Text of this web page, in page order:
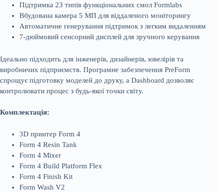
Підтримка 23 типів функціональних смол Formlabs
Вбудована камера 5 МП для віддаленого моніторингу
Автоматичне генерування підтримок з легким видаленням
7-дюймовий сенсорний дисплей для зручного керування
Ідеально підходить для інженерів, дизайнерів, ювелірів та
виробничих підприємств. Програмне забезпечення PreForm
спрощує підготовку моделей до друку, а Dashboard дозволяє
контролювати процес з будь-якої точки світу.
Комплектація:
3D принтер Form 4
Form 4 Resin Tank
Form 4 Mixer
Form 4 Build Platform Flex
Form 4 Finish Kit
Form Wash V2